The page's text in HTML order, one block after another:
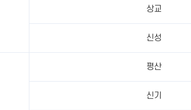
상교
신성
평산
신기